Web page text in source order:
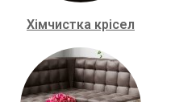
Хімчистка крісел